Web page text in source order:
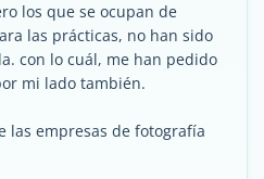
los que se ocupan de
las prácticas, no han sido
con lo cuál, me han pedido
mi lado también.
las empresas de fotografía